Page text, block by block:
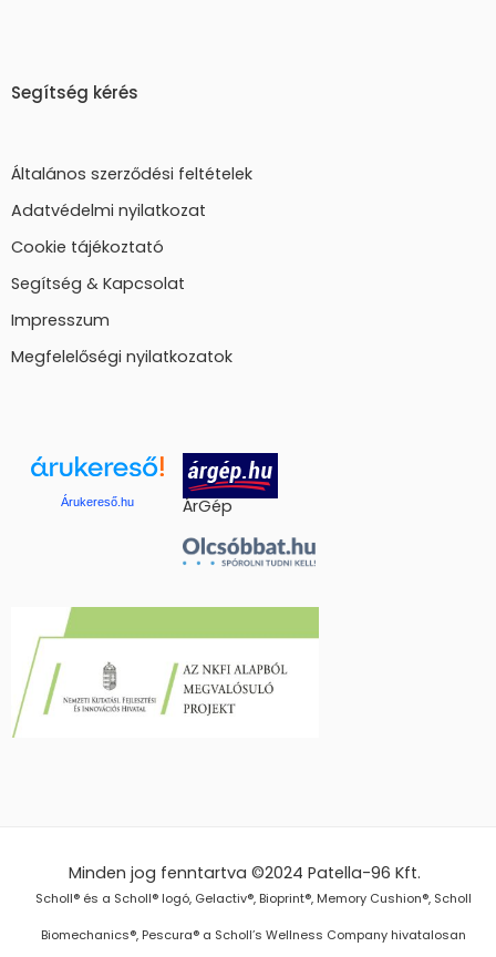
Segítség kérés
Általános szerződési feltételek
Adatvédelmi nyilatkozat
Cookie tájékoztató
Segítség & Kapcsolat
Impresszum
Megfelelőségi nyilatkozatok
Árukereső.hu ÁrGép
Minden jog fenntartva ©2024Patella-96 Kft.
Scholl® és a Scholl® logó, Gelactiv®, Bioprint®, Memory Cushion®, Scholl
Biomechanics®, Pescura® a Scholl’s Wellness Company hivatalosan